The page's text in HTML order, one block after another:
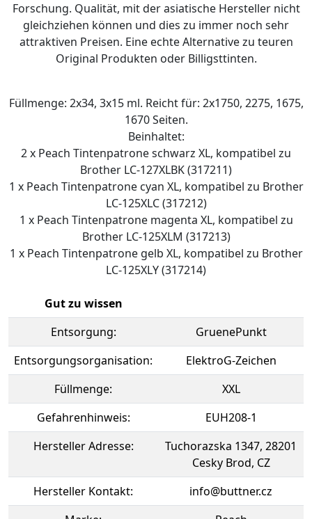
Forschung. Qualität, mit der asiatische Hersteller nicht
gleichziehen können und dies zu immer noch sehr
attraktiven Preisen. Eine echte Alternative zu teuren
Original Produkten oder Billigsttinten.
Füllmenge: 2x34, 3x15 ml. Reicht für: 2x1750, 2275, 1675,
1670 Seiten.
Beinhaltet:
2 x Peach Tintenpatrone schwarz XL, kompatibel zu
Brother LC-127XLBK (317211)
1 x Peach Tintenpatrone cyan XL, kompatibel zu Brother
LC-125XLC (317212)
1 x Peach Tintenpatrone magenta XL, kompatibel zu
Brother LC-125XLM (317213)
1 x Peach Tintenpatrone gelb XL, kompatibel zu Brother
LC-125XLY (317214)
Gut zu wissen
Entsorgung:
GruenePunkt
Entsorgungsorganisation:
ElektroG-Zeichen
Füllmenge:
XXL
Gefahrenhinweis:
EUH208-1
Hersteller Adresse:
Tuchorazska 1347, 28201
Cesky Brod, CZ
Hersteller Kontakt:
info@buttner.cz